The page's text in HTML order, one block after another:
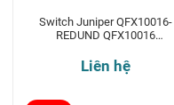
Switch Juniper QFX10016-
REDUND QFX10016
Liên hệ